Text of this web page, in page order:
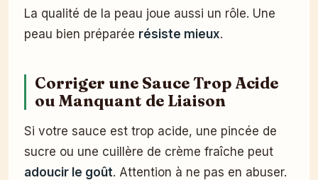
La qualité de la peau joue aussi un rôle. Une
peau bien préparée résiste mieux.
Corriger une Sauce Trop Acide
ou Manquant de Liaison
Si votre sauce est trop acide, une pincée de
sucre ou une cuillère de crème fraîche peut
adoucir le goût. Attention à ne pas en abuser.